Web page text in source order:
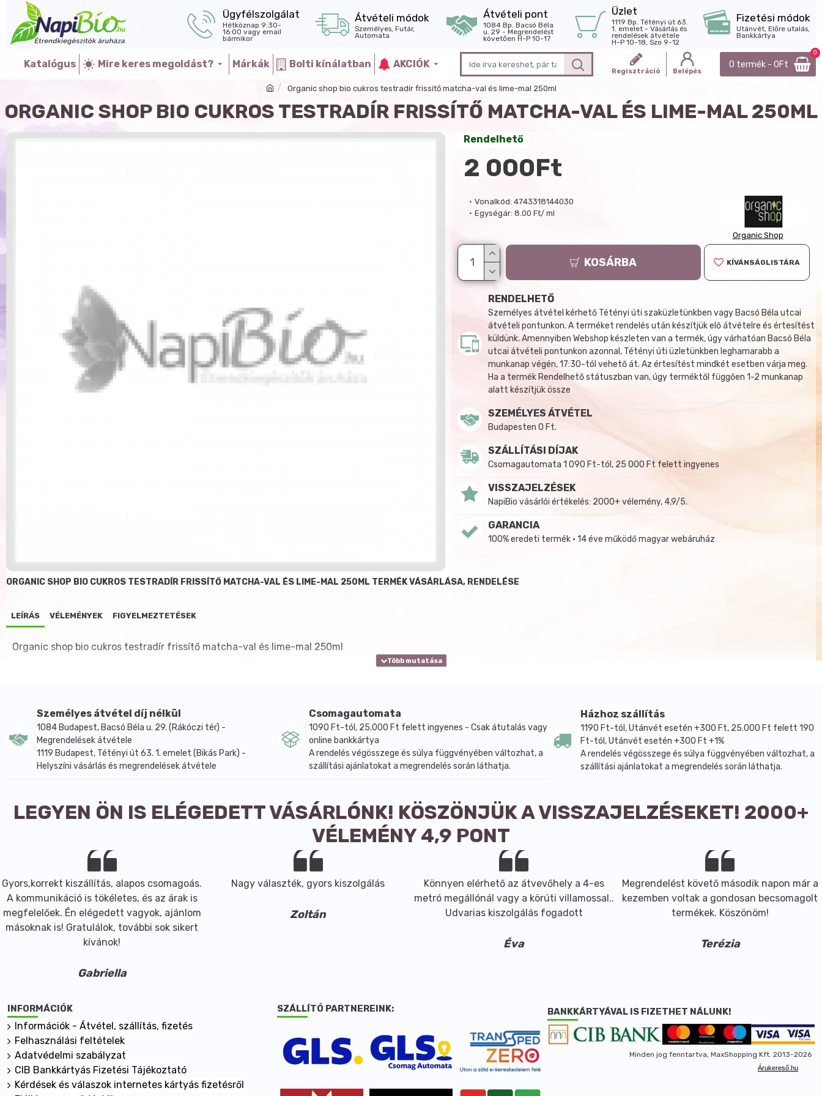
Ügyfélszolgálat
Hétköznap 9:30-
16:00 vagy email
bármikor
Átvételi módok
Személyes, Futár,
Automata
Átvételi pont
1084 Bp. Bacsó Béla
u. 29 - Megrendelést
követően H-P 10-17
Üzlet
1119 Bp. Tétényi út 63.
1. emelet - Vásárlás és
rendelések átvétele
H-P 10-18, Szo 9-12
Fizetési módok
Utánvét, Előre utalás,
Bankkártya
Katalógus Mire keres megoldást? Márkák Bolti kínálatban AKCIÓK
Regisztráció Belépés
0 termék - 0Ft
0
Organic shop bio cukros testradír frissítő matcha-val és lime-mal 250ml
ORGANIC SHOP BIO CUKROS TESTRADÍR FRISSÍTŐ MATCHA-VAL ÉS LIME-MAL 250ML
Vonalkód: 4743318144030
Egységár: 8.00 Ft/ ml
Organic Shop
Rendelhető
2 000Ft
KOSÁRBA KÍVÁNSÁGLISTÁRA
RENDELHETŐ
Személyes átvétel kérhető Tétényi úti szaküzletünkben vagy Bacsó Béla utcai
átvételi pontunkon. A terméket rendelés után készítjük elő átvételre és értesítést
küldünk. Amennyiben Webshop készleten van a termék, úgy várhatóan Bacsó Béla
utcai átvételi pontunkon azonnal, Tétényi úti üzletünkben leghamarabb a
munkanap végén, 17:30-tól vehető át. Az értesítést mindkét esetben várja meg.
Ha a termék Rendelhető státuszban van, úgy terméktől függően 1-2 munkanap
alatt készítjük össze
SZEMÉLYES ÁTVÉTEL
Budapesten 0 Ft.
SZÁLLÍTÁSI DÍJAK
Csomagautomata 1 090 Ft-tól, 25 000 Ft felett ingyenes
VISSZAJELZÉSEK
NapiBio vásárlói értékelés: 2000+ vélemény, 4,9/5.
GARANCIA
100% eredeti termék • 14 éve működő magyar webáruház
ORGANIC SHOP BIO CUKROS TESTRADÍR FRISSÍTŐ MATCHA-VAL ÉS LIME-MAL 250ML TERMÉK VÁSÁRLÁSA, RENDELÉSE
LEÍRÁS VÉLEMÉNYEK FIGYELMEZTETÉSEK
Organic shop bio cukros testradír frissítő matcha-val és lime-mal 250ml
Személyes átvétel díj nélkül
1084 Budapest, Bacsó Béla u. 29. (Rákóczi tér) -
Megrendelések átvétele
1119 Budapest, Tétényi út 63. 1. emelet (Bikás Park) -
Helyszíni vásárlás és megrendelések átvétele
Csomagautomata
1090 Ft-tól, 25.000 Ft felett ingyenes - Csak átutalás vagy
online bankkártya
A rendelés végösszege és súlya függvényében változhat, a
szállítási ajánlatokat a megrendelés során láthatja.
Házhoz szállítás
1190 Ft-tól, Utánvét esetén +300 Ft, 25.000 Ft felett 190
Ft-tól, Utánvét esetén +300 Ft +1%
A rendelés végösszege és súlya függvényében változhat, a
szállítási ajánlatokat a megrendelés során láthatja.
LEGYEN ÖN IS ELÉGEDETT VÁSÁRLÓNK! KÖSZÖNJÜK A VISSZAJELZÉSEKET! 2000+
VÉLEMÉNY 4,9 PONT
Gyors,korrekt kiszállítás, alapos csomagoás.
A kommunikáció is tökéletes, és az árak is
megfelelőek. Én elégedett vagyok, ajánlom
másoknak is! Gratulálok, további sok sikert
kívánok!
Gabriella
Nagy választék, gyors kiszolgálás
Zoltán
Könnyen elérhető az átvevőhely a 4-es
metró megállónál vagy a körúti villamossal..
Udvarias kiszolgálás fogadott
Éva
Megrendelést követő második napon már a
kezemben voltak a gondosan becsomagolt
termékek. Köszönöm!
Terézia
INFORMÁCIÓK
Információk - Átvétel, szállítás, fizetés
Felhasználási feltételek
Adatvédelmi szabályzat
CIB Bankkártyás Fizetési Tájékoztató
Kérdések és válaszok internetes kártyás fizetésről
SZÁLLÍTÓ PARTNEREINK: BANKKÁRTYÁVAL IS FIZETHET NÁLUNK!
Minden jog fenntartva, MaxShopping Kft. 2013-2026
Árukereső.hu